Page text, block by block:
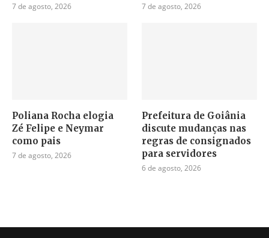
7 de agosto, 2026 7 de agosto, 2026
Poliana Rocha elogia
Zé Felipe e Neymar
como pais
7 de agosto, 2026
Prefeitura de Goiânia
discute mudanças nas
regras de consignados
para servidores
6 de agosto, 2026